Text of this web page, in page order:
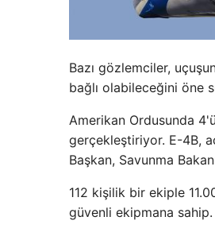
Bazı gözlemciler,
bağlı olabileceğini öne
Amerikan Ordusunda
gerçekleştiriyor. E-4B,
Başkan, Savunma
112 kişilik bir ekiple
güvenli ekipmana sahip.